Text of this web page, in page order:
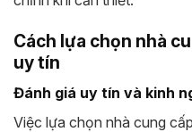
Cách lựa chọn nhà
uy tín
Đánh giá uy tín và kinh
Việc lựa chọn nhà cung